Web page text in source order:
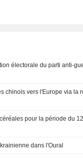
électorale du parti anti-
chinois vers l'Europe via la
pour la période du
dans l'Oural